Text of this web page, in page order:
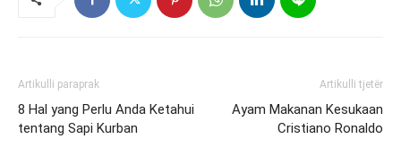
Artikulli paraprak
8 Hal yang Perlu Anda Ketahui
tentang Sapi Kurban
Artikulli tjetër
Ayam Makanan Kesukaan
Cristiano Ronaldo